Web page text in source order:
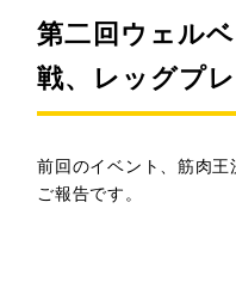
第二回ウェル
戦、レッグプ
前回のイベント、筋肉
ご報告です。